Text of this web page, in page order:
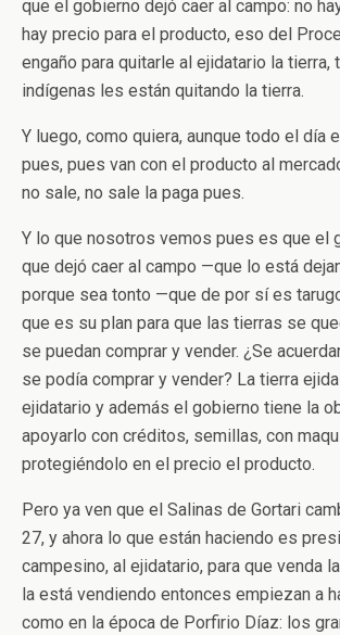
que el gobierno dejó caer al campo: no
hay precio para el producto, eso del
engaño para quitarle al ejidatario la tierra,
indígenas les están quitando la tierra.
Y luego, como quiera, aunque todo el día
pues, pues van con el producto al
no sale, no sale la paga pues.
Y lo que nosotros vemos pues es que el
que dejó caer al campo —que lo está
porque sea tonto —que de por sí es
que es su plan para que las tierras se
se puedan comprar y vender. ¿Se
se podía comprar y vender? La tierra
ejidatario y además el gobierno tiene la
apoyarlo con créditos, semillas, con
protegiéndolo en el precio el producto.
Pero ya ven que el Salinas de Gortari
27, y ahora lo que están haciendo es
campesino, al ejidatario, para que venda
la está vendiendo entonces empiezan a
como en la época de Porfirio Díaz: los